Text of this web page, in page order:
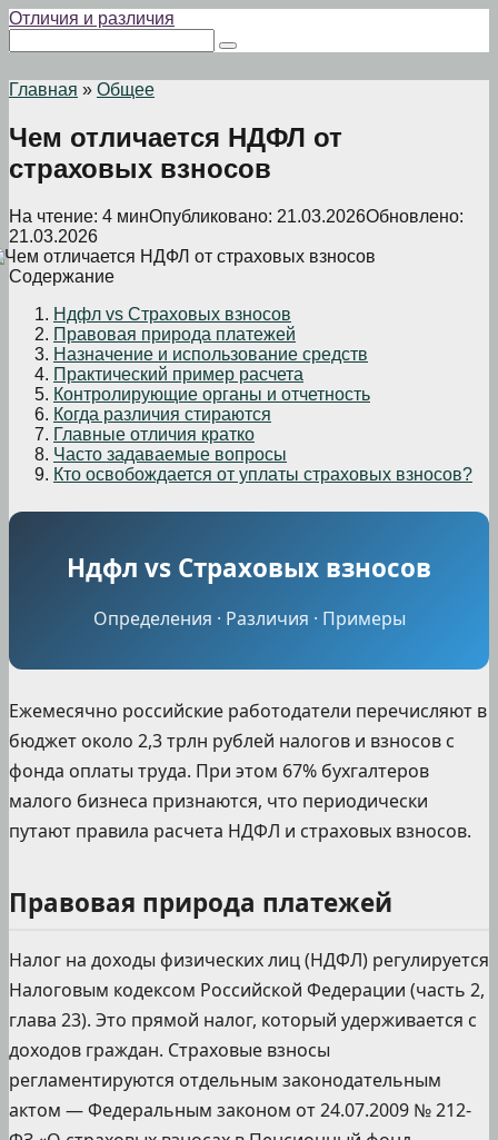
Перейти
контенту
Отличия и различия
Главная » Общее
Чем отличается НДФЛ от
страховых взносов
На чтение: 4 минОпубликовано: 21.03.2026Обновлено:
21.03.2026
Содержание
Ндфл vs Страховых взносов
Правовая природа платежей
Назначение и использование средств
Практический пример расчета
Контролирующие органы и отчетность
Когда различия стираются
Главные отличия кратко
Часто задаваемые вопросы
Кто освобождается от уплаты страховых взносов?
Ндфл vs Страховых взносов
Определения · Различия · Примеры
Ежемесячно российские работодатели перечисляют в
бюджет около 2,3 трлн рублей налогов и взносов с
фонда оплаты труда. При этом 67% бухгалтеров
малого бизнеса признаются, что периодически
путают правила расчета НДФЛ и страховых взносов.
Правовая природа платежей
Налог на доходы физических лиц (НДФЛ) регулируется
Налоговым кодексом Российской Федерации (часть 2,
глава 23). Это прямой налог, который удерживается с
доходов граждан. Страховые взносы
регламентируются отдельным законодательным
актом — Федеральным законом от 24.07.2009 № 212-